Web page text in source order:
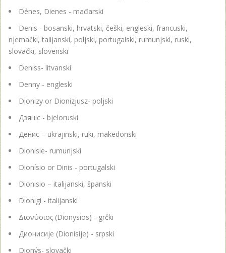
Dénes, Dienes - mađarski
Denis - bosanski, hrvatski, češki, engleski, francuski,
njemački, talijanski, poljski, portugalski, rumunjski, ruski,
slovački, slovenski
Deniss- litvanski
Denny - engleski
Dionizy or Dionizjusz- poljski
Дзянiс - bjeloruski
Денис – ukrajinski, ruki, makedonski
Dionisie- rumunjski
Dionísio or Dinis - portugalski
Dionisio – italijanski, španski
Dionigi - italijanski
Διονύσιος (Dionysios) - grčki
Дионисије (Dionisije) - srpski
Dionýs- slovački